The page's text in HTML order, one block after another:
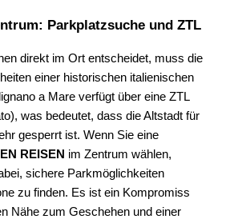
Parkplatzsuche und ZTL
direkt im Ort entscheidet, muss die
einer historischen italienischen
a Mare verfügt über eine ZTL
was bedeutet, dass die Altstadt für
gesperrt ist. Wenn Sie eine
REISEN im Zentrum wählen,
sichere Parkmöglichkeiten
zu finden. Es ist ein Kompromiss
Nähe zum Geschehen und einer